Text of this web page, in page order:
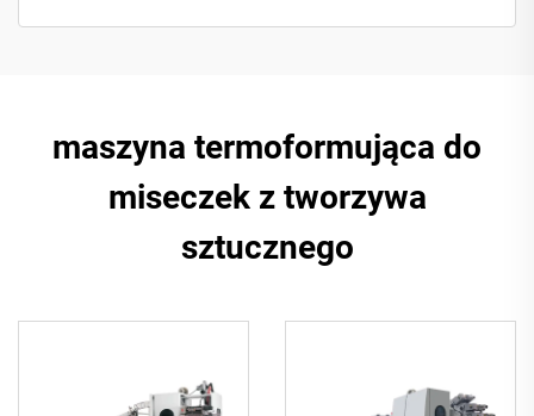
maszyna termoformująca do
miseczek z tworzywa
sztucznego